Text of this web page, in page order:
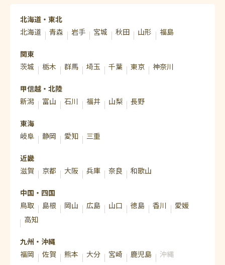
北海道・東北
北海道
青森 岩手 宮城 秋田 山形 福島
関東
茨城
栃木 群馬 埼玉 千葉 東京 神奈川
甲信越・北陸
新潟
富山 石川 福井 山梨 長野
東海
岐阜
静岡 愛知 三重
近畿
滋賀
京都 大阪 兵庫 奈良 和歌山
中国・四国
鳥取
島根 岡山 広島 山口 徳島 香川
愛媛
高知
九州・沖縄
福岡
佐賀 熊本 大分 宮崎 鹿児島 沖縄